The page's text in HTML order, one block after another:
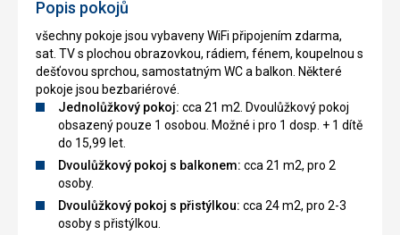
Popis pokojů
všechny pokoje jsou vybaveny WiFi připojením zdarma,
sat. TV s plochou obrazovkou, rádiem, fénem, koupelnou s
dešťovou sprchou, samostatným WC a balkon. Některé
pokoje jsou bezbariérové.
Jednolůžkový pokoj: cca 21 m2. Dvoulůžkový pokoj
obsazený pouze 1 osobou. Možné i pro 1 dosp. + 1 dítě
do 15,99 let.
Dvoulůžkový pokoj s balkonem: cca 21 m2, pro 2
osoby.
Dvoulůžkový pokoj s přistýlkou: cca 24 m2, pro 2-3
osoby s přistýlkou.